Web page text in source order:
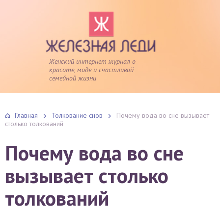
Женский интернет журнал о
красоте, моде и счастливой
семейной жизни
Главная Толкование снов
Почему вода во сне вызывает
столько толкований
Почему вода во сне
вызывает столько
толкований